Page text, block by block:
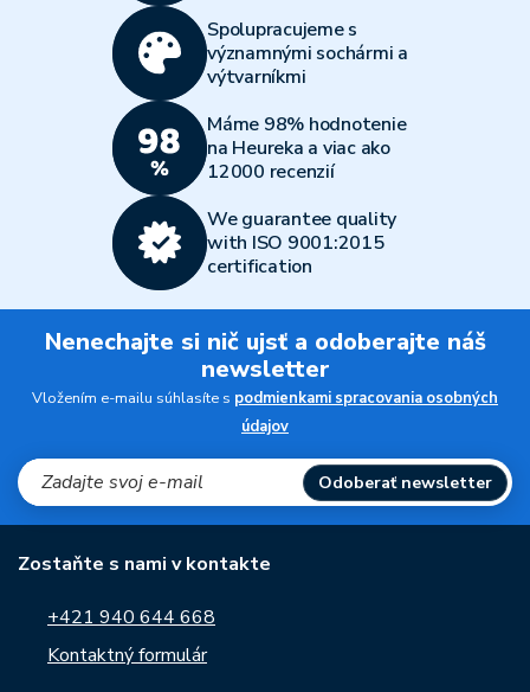
Spolupracujeme s
významnými sochármi a
výtvarníkmi
Máme 98% hodnotenie
na Heureka a viac ako
12000 recenzií
We guarantee quality
with ISO 9001:2015
certification
Nenechajte si nič ujsť a odoberajte náš
newsletter
Vložením e-mailu súhlasíte s podmienkami spracovania osobných
údajov
Odoberať newsletter
Zostaňte s nami v kontakte
+421 940 644 668
Kontaktný formulár